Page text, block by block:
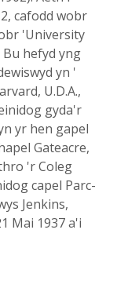
cafodd wobr
'University
hefyd yng
yn '
U.D.A.,
gyda'r
yr hen gapel
Gateacre,
'r Coleg
capel Parc-
Jenkins,
Mai 1937 a'i